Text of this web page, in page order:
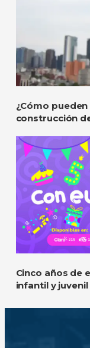
¿Cómo
construcción
Cinco años de
infantil y